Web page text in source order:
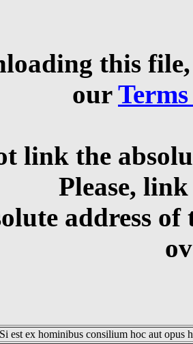
this
our
link the
Please,
address
Si est ex hominibus consilium hoc aut opus